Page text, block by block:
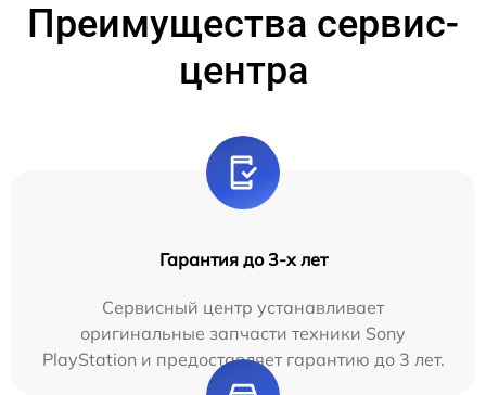
Преимущества сервис-
центра
Гарантия до 3-х лет
Сервисный центр устанавливает
оригинальные запчасти техники Sony
PlayStation и предоставляет гарантию до 3 лет.